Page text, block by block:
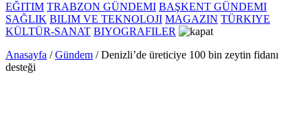
EĞITIM TRABZON GÜNDEMI BAŞKENT GÜNDEMI
SAĞLIK BILIM VE TEKNOLOJI MAGAZIN TÜRKIYE
KÜLTÜR-SANAT BIYOGRAFILER
Anasayfa /Gündem /Denizli’de üreticiye 100 bin zeytin fidanı
desteği